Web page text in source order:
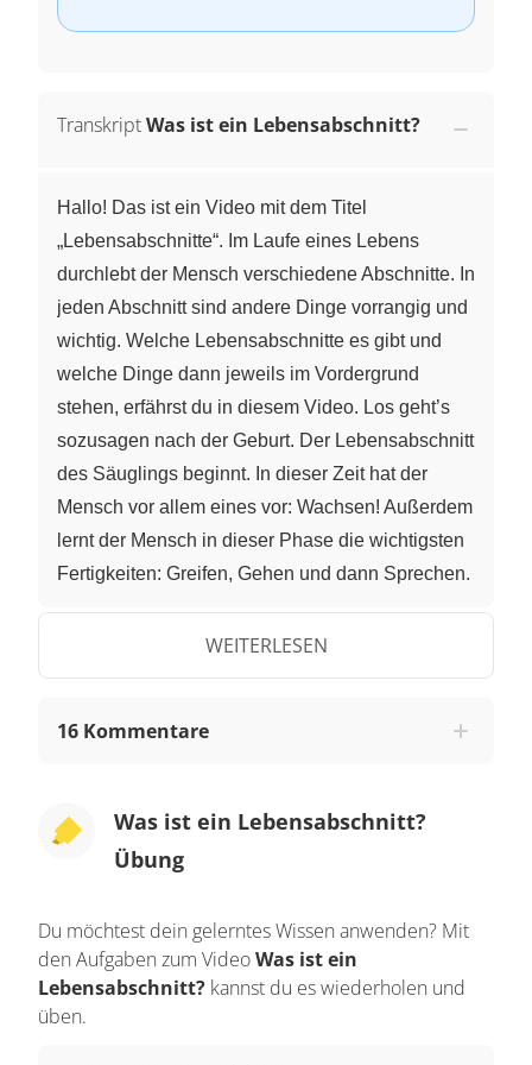
TranskriptWas ist ein Lebensabschnitt?
Hallo! Das ist ein Video mit dem Titel
„Lebensabschnitte“. Im Laufe eines Lebens
durchlebt der Mensch verschiedene Abschnitte. In
jeden Abschnitt sind andere Dinge vorrangig und
wichtig. Welche Lebensabschnitte es gibt und
welche Dinge dann jeweils im Vordergrund
stehen, erfährst du in diesem Video. Los geht’s
sozusagen nach der Geburt. Der Lebensabschnitt
des Säuglings beginnt. In dieser Zeit hat der
Mensch vor allem eines vor: Wachsen! Außerdem
lernt der Mensch in dieser Phase die wichtigsten
Fertigkeiten: Greifen, Gehen und dann Sprechen.
um einen herum gibt - und man lernt mit den
anderen Menschen zu kommunizieren. Babys
bei den Erwachsenen, was bedeuten. Und selber
ein Jahr alt sind, lernen sie langsam gehen und
sprechen. Und wenn Kinder mit Eltern
sprechen, dann lernen die Kinder mühelos zwei
Sprachen auf einmal.
Im Kleinkindalter verbessern die Kinder z.B. im
WEITERLESEN
16 Kommentare
Was ist ein Lebensabschnitt?
Übung
Du möchtest dein gelerntes Wissen anwenden? Mit
den Aufgaben zum VideoWas ist ein
Lebensabschnitt? kannst du es wiederholen und
üben.